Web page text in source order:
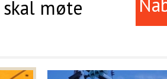
møte